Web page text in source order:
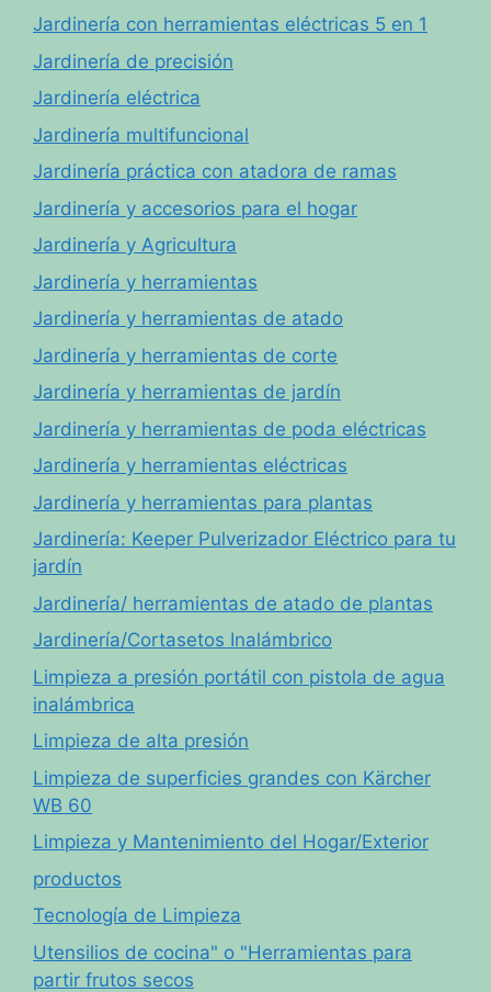
Jardinería con herramientas eléctricas 5 en 1
Jardinería de precisión
Jardinería eléctrica
Jardinería multifuncional
Jardinería práctica con atadora de ramas
Jardinería y accesorios para el hogar
Jardinería y Agricultura
Jardinería y herramientas
Jardinería y herramientas de atado
Jardinería y herramientas de corte
Jardinería y herramientas de jardín
Jardinería y herramientas de poda eléctricas
Jardinería y herramientas eléctricas
Jardinería y herramientas para plantas
Jardinería: Keeper Pulverizador Eléctrico para tu
jardín
Jardinería/ herramientas de atado de plantas
Jardinería/Cortasetos Inalámbrico
Limpieza a presión portátil con pistola de agua
inalámbrica
Limpieza de alta presión
Limpieza de superficies grandes con Kärcher
WB 60
Limpieza y Mantenimiento del Hogar/Exterior
productos
Tecnología de Limpieza
Utensilios de cocina" o "Herramientas para
partir frutos secos